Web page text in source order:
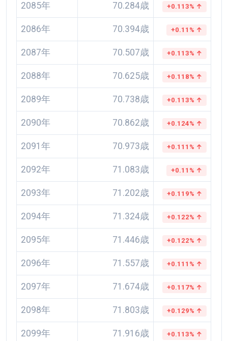
2085年 70.284歳 +0.113% ↑
2086年 70.394歳 +0.11% ↑
2087年 70.507歳 +0.113% ↑
2088年 70.625歳 +0.118% ↑
2089年 70.738歳 +0.113% ↑
2090年 70.862歳 +0.124% ↑
2091年 70.973歳 +0.111% ↑
2092年 71.083歳 +0.11% ↑
2093年 71.202歳 +0.119% ↑
2094年 71.324歳 +0.122% ↑
2095年 71.446歳 +0.122% ↑
2096年 71.557歳 +0.111% ↑
2097年 71.674歳 +0.117% ↑
2098年 71.803歳 +0.129% ↑
2099年 71.916歳 +0.113% ↑